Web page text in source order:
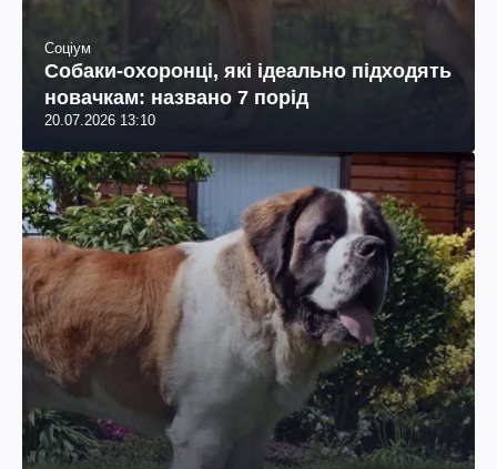
Соціум
Собаки-охоронці, які ідеально підходять
новачкам: названо 7 порід
20.07.2026 13:10